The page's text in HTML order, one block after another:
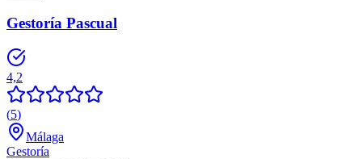
Gestoría Pascual
4,2
(5)
Málaga
Gestoría